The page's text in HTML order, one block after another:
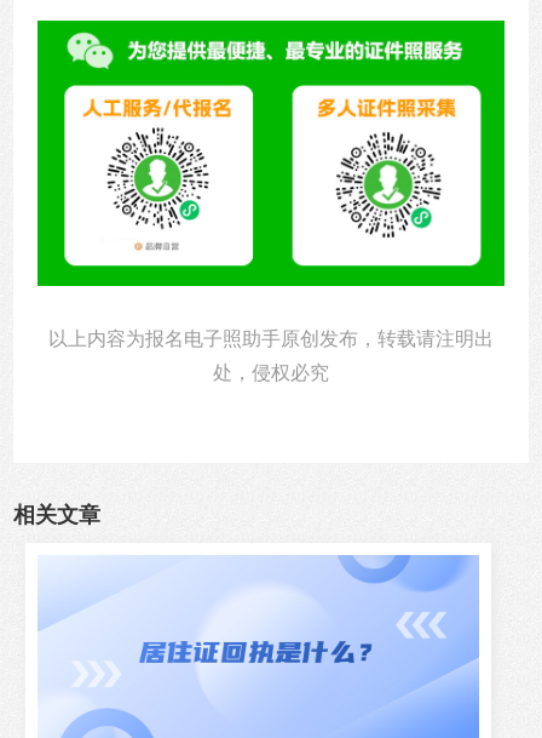
以上内容为报名电子照助手原创发布，转载请注明出
处，侵权必究
相关文章